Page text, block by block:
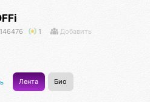
1 Добавить
Лента Био